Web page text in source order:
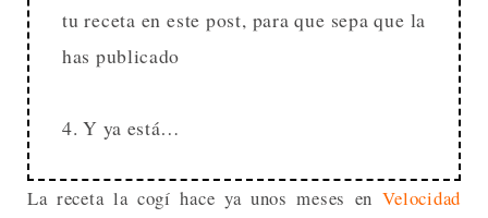
tu receta en este post, para que sepa que la
has publicado
4. Y ya está…
La receta la cogí hace ya unos meses en Velocidad